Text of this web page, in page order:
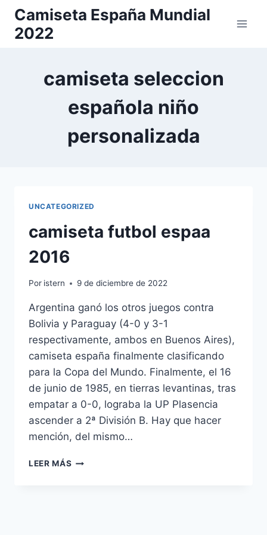
Saltar
contenido
Camiseta España Mundial
2022
camiseta seleccion
española niño
personalizada
UNCATEGORIZED
camiseta futbol espaa
2016
Por istern 9 de diciembre de 2022
Argentina ganó los otros juegos contra
Bolivia y Paraguay (4-0 y 3-1
respectivamente, ambos en Buenos Aires),
camiseta españa finalmente clasificando
para la Copa del Mundo. Finalmente, el 16
de junio de 1985, en tierras levantinas, tras
empatar a 0-0, lograba la UP Plasencia
ascender a 2ª División B. Hay que hacer
mención, del mismo…
LEER MÁS CAMISETA